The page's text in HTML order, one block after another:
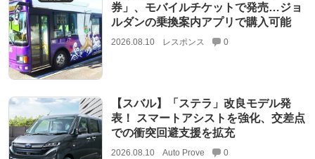
券」、モバイルチケットで発売…ジョ
ルダンの乗換案内アプリで購入可能
2026.08.10 レスポンス 0
【スバル】「ステラ」改良モデル発
表！ スマートアシストを強化、交差点
での衝突回避支援を拡充
2026.08.10 Auto Prove 0